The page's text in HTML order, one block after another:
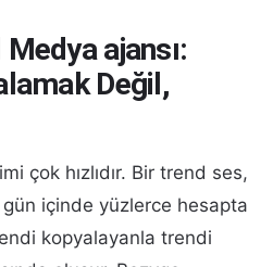
ajansı:
Değil,
çok hızlıdır. Bir trend ses,
içinde yüzlerce hesapta
kopyalayanla trendi